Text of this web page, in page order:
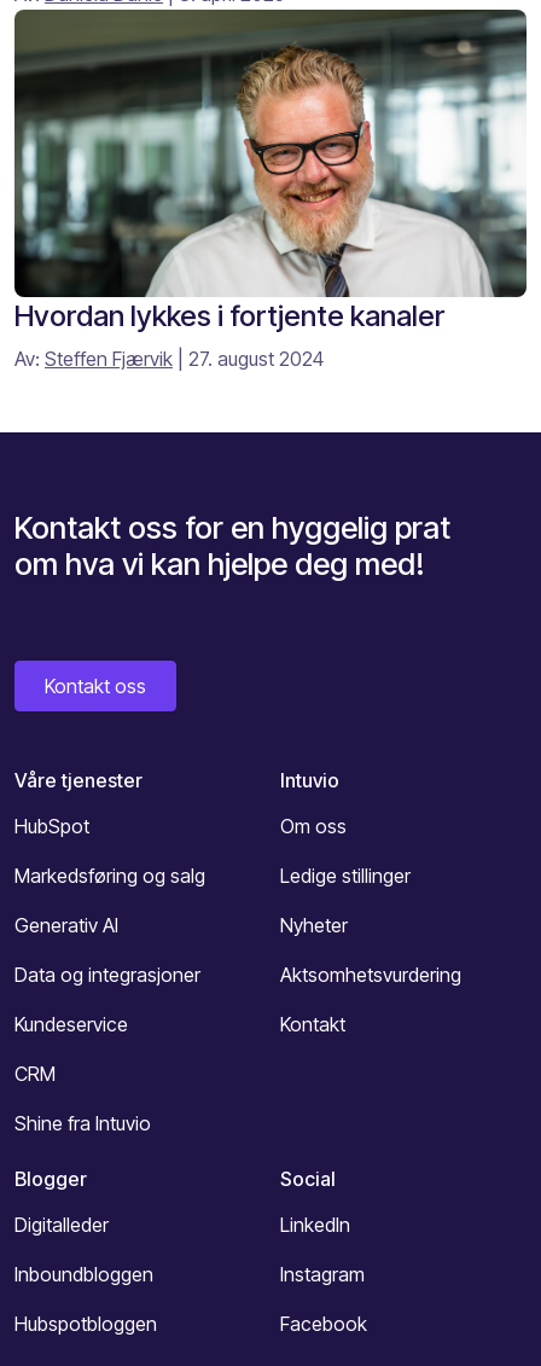
Hvordan lykkes i fortjente kanaler
Av: Steffen Fjærvik | 27. august 2024
Kontakt oss for en hyggelig prat
om hva vi kan hjelpe deg med!
Kontakt oss
Våre tjenester
HubSpot
Markedsføring og salg
Generativ AI
Data og integrasjoner
Kundeservice
CRM
Shine fra Intuvio
Intuvio
Om oss
Ledige stillinger
Nyheter
Aktsomhetsvurdering
Kontakt
Blogger
Digitalleder
Inboundbloggen
Hubspotbloggen
Social
LinkedIn
Instagram
Facebook